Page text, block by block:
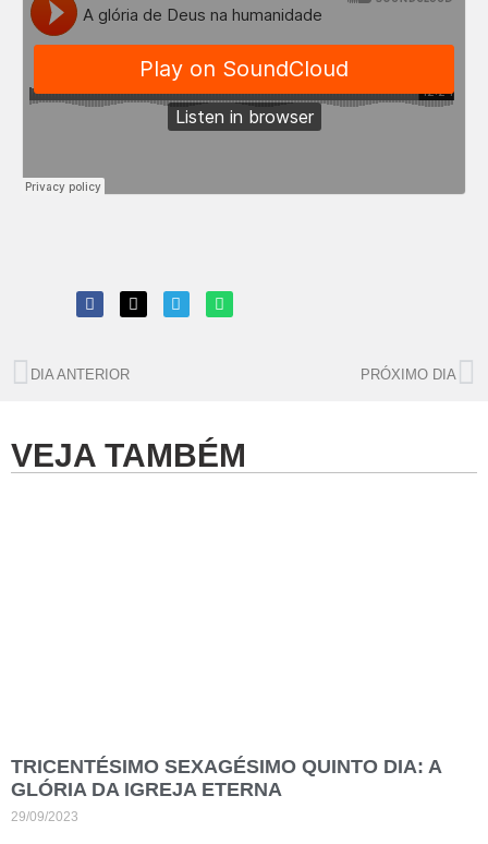
DIA ANTERIOR PRÓXIMO DIA
VEJA TAMBÉM
TRICENTÉSIMO SEXAGÉSIMO QUINTO DIA: A
GLÓRIA DA IGREJA ETERNA
29/09/2023